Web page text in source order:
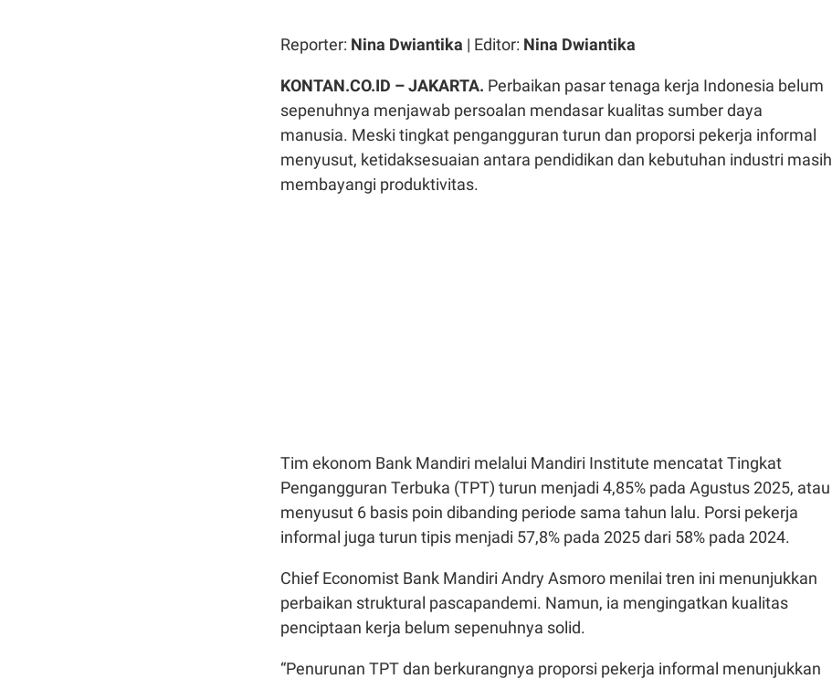
Reporter: Nina Dwiantika | Editor: Nina Dwiantika
KONTAN.CO.ID – JAKARTA. Perbaikan pasar tenaga kerja Indonesia belum
sepenuhnya menjawab persoalan mendasar kualitas sumber daya
manusia. Meski tingkat pengangguran turun dan proporsi pekerja informal
menyusut, ketidaksesuaian antara pendidikan dan kebutuhan industri masih
membayangi produktivitas.
Tim ekonom Bank Mandiri melalui Mandiri Institute mencatat Tingkat
Pengangguran Terbuka (TPT) turun menjadi 4,85% pada Agustus 2025, atau
menyusut 6 basis poin dibanding periode sama tahun lalu. Porsi pekerja
informal juga turun tipis menjadi 57,8% pada 2025 dari 58% pada 2024.
Chief Economist Bank Mandiri Andry Asmoro menilai tren ini menunjukkan
perbaikan struktural pascapandemi. Namun, ia mengingatkan kualitas
penciptaan kerja belum sepenuhnya solid.
“Penurunan TPT dan berkurangnya proporsi pekerja informal menunjukkan